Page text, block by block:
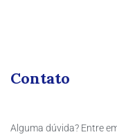
Contato
Alguma dúvida? Entre